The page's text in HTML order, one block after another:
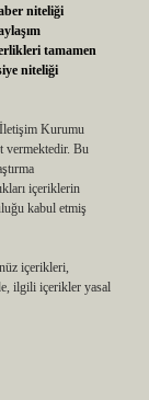
niteliği
tamamen
niteliği
Kurumu
vermektedir. Bu
içeriklerin
kabul etmiş
içerikleri,
ilgili içerikler yasal